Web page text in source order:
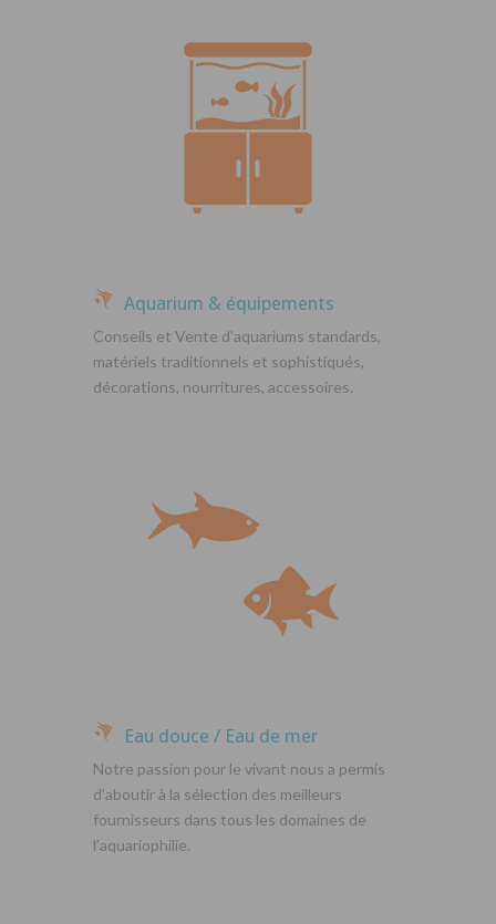
Aquarium & équipements
Conseils et Vente d’aquariums standards,
matériels traditionnels et sophistiqués,
décorations, nourritures, accessoires.
Eau douce / Eau de mer
Notre passion pour le vivant nous a permis
d’aboutir à la sélection des meilleurs
fournisseurs dans tous les domaines de
l’aquariophilie.